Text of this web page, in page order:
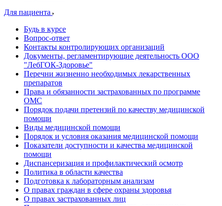
Для пациента
Будь в курсе
Вопрос-ответ
Контакты контролирующих организаций
Документы, регламентирующие деятельность ООО
"ЛебГОК-Здоровье"
Перечни жизненно необходимых лекарственных
препаратов
Права и обязанности застрахованных по программе
ОМС
Порядок подачи претензий по качеству медицинской
помощи
Виды медицинской помощи
Порядок и условия оказания медицинской помощи
Показатели доступности и качества медицинской
помощи
Диспансеризация и профилактический осмотр
Политика в области качества
Подготовка к лабораторным анализам
О правах граждан в сфере охраны здоровья
О правах застрахованных лиц